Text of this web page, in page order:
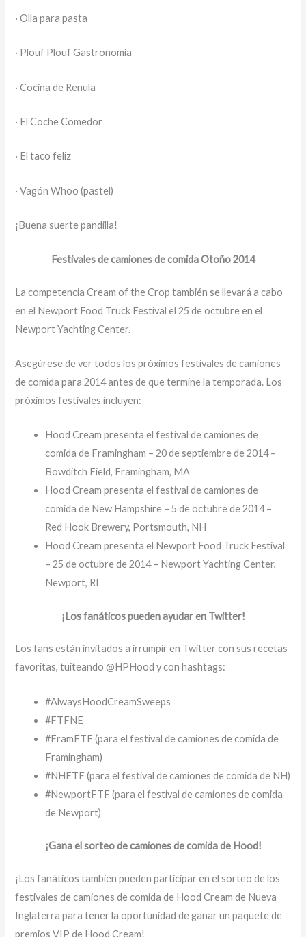
· Olla para pasta
· Plouf Plouf Gastronomía
· Cocina de Renula
· El Coche Comedor
· El taco feliz
· Vagón Whoo (pastel)
¡Buena suerte pandilla!
Festivales de camiones de comida Otoño 2014
La competencia Cream of the Crop también se llevará a cabo
en el Newport Food Truck Festival el 25 de octubre en el
Newport Yachting Center.
Asegúrese de ver todos los próximos festivales de camiones
de comida para 2014 antes de que termine la temporada. Los
próximos festivales incluyen:
Hood Cream presenta el festival de camiones de
comida de Framingham – 20 de septiembre de 2014 –
Bowditch Field, Framingham, MA
Hood Cream presenta el festival de camiones de
comida de New Hampshire – 5 de octubre de 2014 –
Red Hook Brewery, Portsmouth, NH
Hood Cream presenta el Newport Food Truck Festival
– 25 de octubre de 2014 – Newport Yachting Center,
Newport, RI
¡Los fanáticos pueden ayudar en Twitter!
Los fans están invitados a irrumpir en Twitter con sus recetas
favoritas, tuiteando @HPHood y con hashtags:
#AlwaysHoodCreamSweeps
#FTFNE
#FramFTF (para el festival de camiones de comida de
Framingham)
#NHFTF (para el festival de camiones de comida de NH)
#NewportFTF (para el festival de camiones de comida
de Newport)
¡Gana el sorteo de camiones de comida de Hood!
¡Los fanáticos también pueden participar en el sorteo de los
festivales de camiones de comida de Hood Cream de Nueva
Inglaterra para tener la oportunidad de ganar un paquete de
premios VIP de Hood Cream!